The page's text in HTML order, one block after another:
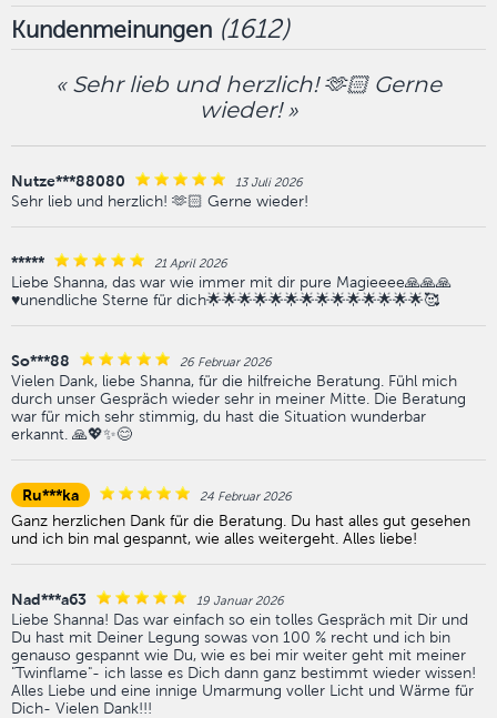
Kundenmeinungen (1612)
« Sehr lieb und herzlich! 🫶🏻 Gerne
wieder! »
Nutze***88080 13 Juli 2026
Sehr lieb und herzlich! 🫶🏻 Gerne wieder!
***** 21 April 2026
Liebe Shanna, das war wie immer mit dir pure Magieeee🙏🙏🙏
♥️unendliche Sterne für dich🌟🌟🌟🌟🌟🌟🌟🌟🌟🌟🌟🌟🌟🌟🥰
So***88 26 Februar 2026
Vielen Dank, liebe Shanna, für die hilfreiche Beratung. Fühl mich
durch unser Gespräch wieder sehr in meiner Mitte. Die Beratung
war für mich sehr stimmig, du hast die Situation wunderbar
erkannt. 🙏💖✨️😊
Ru***ka 24 Februar 2026
Ganz herzlichen Dank für die Beratung. Du hast alles gut gesehen
und ich bin mal gespannt, wie alles weitergeht. Alles liebe!
Nad***a63 19 Januar 2026
Liebe Shanna! Das war einfach so ein tolles Gespräch mit Dir und
Du hast mit Deiner Legung sowas von 100 % recht und ich bin
genauso gespannt wie Du, wie es bei mir weiter geht mit meiner
"Twinflame"- ich lasse es Dich dann ganz bestimmt wieder wissen!
Alles Liebe und eine innige Umarmung voller Licht und Wärme für
Dich- Vielen Dank!!!